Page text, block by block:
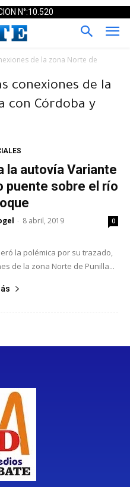
N°:10.520
de la zona Norte de
conexiones de la
con Córdoba y
la autovía Variante
puente sobre el río
- 8 abril, 2019 0
la polémica por su trazado,
de la zona Norte de Punilla...